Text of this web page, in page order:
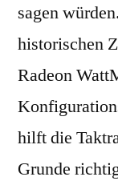
sagen
historischen
Radeon
hilft die
Grunde